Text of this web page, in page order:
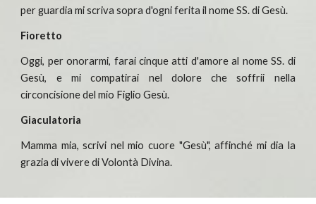
per guardia mi scriva sopra d'ogni ferita il nome SS. di Gesù.
Fioretto
Oggi, per onorarmi, farai cinque atti d'amore al nome SS. di
Gesù, e mi compatirai nel dolore che soffrii nella
circoncisione del mio Figlio Gesù.
Giaculatoria
Mamma mia, scrivi nel mio cuore "Gesù", affinché mi dia la
grazia di vivere di Volontà Divina.